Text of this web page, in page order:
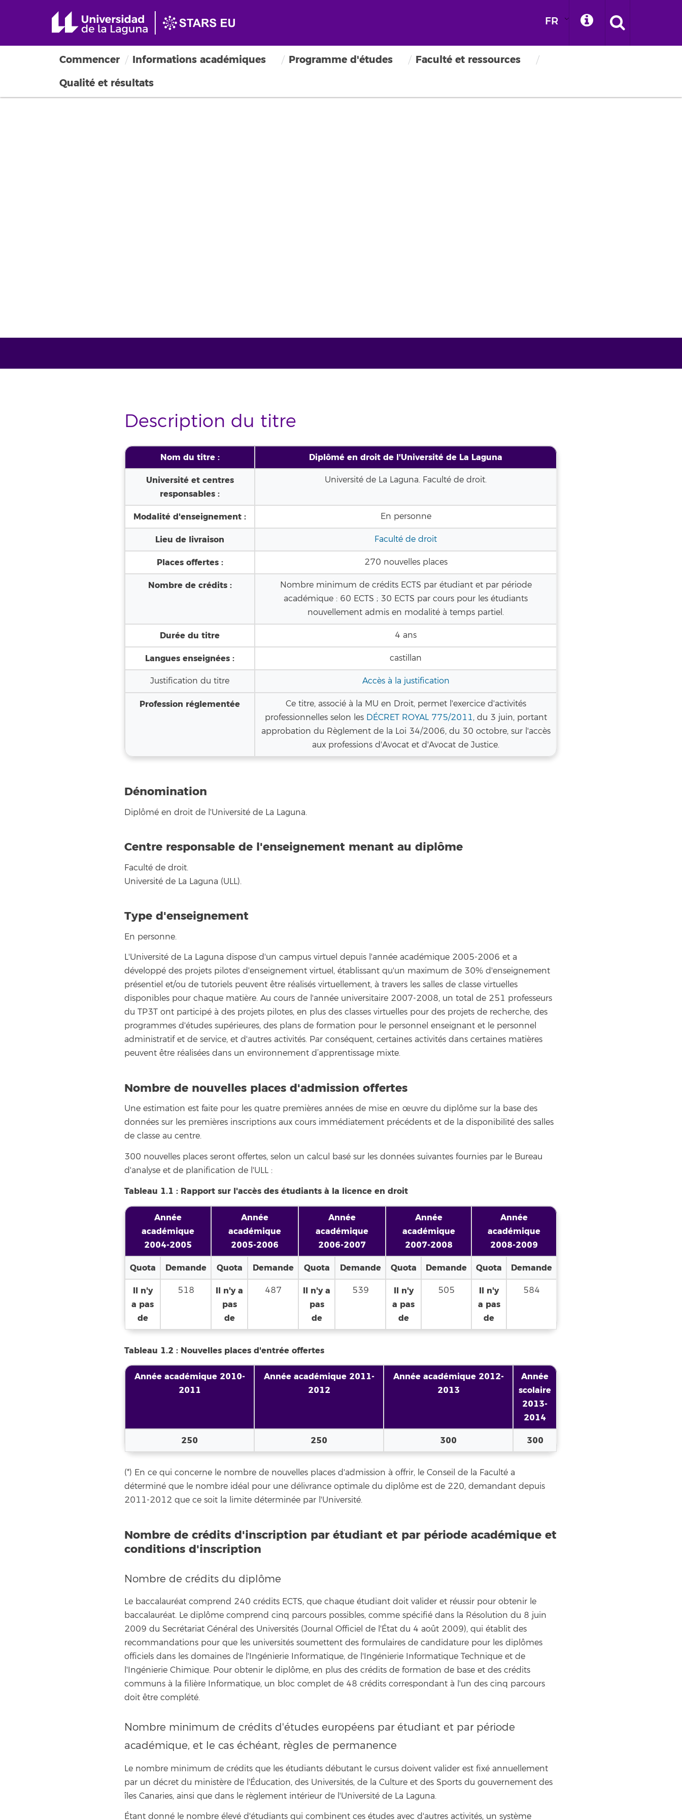
FR
Commencer Informations académiques Programme d'études
Faculté et ressources
Qualité et résultats
Description du titre
Nom du titre : Diplômé en droit de l'Université de La Laguna
Université et centres
responsables :
Université de La Laguna. Faculté de droit.
Modalité d'enseignement : En personne
Lieu de livraison Faculté de droit
Places offertes : 270 nouvelles places
Nombre de crédits :
Nombre minimum de crédits ECTS par étudiant et par période
académique : 60 ECTS ; 30 ECTS par cours pour les étudiants
nouvellement admis en modalité à temps partiel.
Durée du titre 4 ans
Langues enseignées : castillan
Justification du titre Accès à la justification
Profession réglementée
Ce titre, associé à la MU en Droit, permet l'exercice d'activités
professionnelles selon les DÉCRET ROYAL 775/2011, du 3 juin, portant
approbation du Règlement de la Loi 34/2006, du 30 octobre, sur l'accès
aux professions d'Avocat et d'Avocat de Justice.
Dénomination
Diplômé en droit de l'Université de La Laguna.
Centre responsable de l'enseignement menant au diplôme
Faculté de droit.
Université de La Laguna (ULL).
Type d'enseignement
En personne.
L'Université de La Laguna dispose d'un campus virtuel depuis l'année académique 2005-2006 et a
développé des projets pilotes d'enseignement virtuel, établissant qu'un maximum de 30% d'enseignement
présentiel et/ou de tutoriels peuvent être réalisés virtuellement, à travers les salles de classe virtuelles
disponibles pour chaque matière. Au cours de l'année universitaire 2007-2008, un total de 251 professeurs
du TP3T ont participé à des projets pilotes, en plus des classes virtuelles pour des projets de recherche, des
programmes d'études supérieures, des plans de formation pour le personnel enseignant et le personnel
administratif et de service, et d'autres activités. Par conséquent, certaines activités dans certaines matières
peuvent être réalisées dans un environnement d’apprentissage mixte.
Nombre de nouvelles places d'admission offertes
Une estimation est faite pour les quatre premières années de mise en œuvre du diplôme sur la base des
données sur les premières inscriptions aux cours immédiatement précédents et de la disponibilité des salles
de classe au centre.
300 nouvelles places seront offertes, selon un calcul basé sur les données suivantes fournies par le Bureau
d'analyse et de planification de l'ULL :
Tableau 1.1 : Rapport sur l'accès des étudiants à la licence en droit
Année
académique
2004-2005
Année
académique
2005-2006
Année
académique
2006-2007
Année
académique
2007-2008
Année
académique
2008-2009
Quota Demande Quota Demande Quota Demande Quota Demande Quota Demande
Il n'y
a pas
de
518
Il n'y a
pas
de
487
Il n'y a
pas
de
539
Il n'y
a pas
de
505
Il n'y
a pas
de
584
Tableau 1.2 : Nouvelles places d'entrée offertes
Année académique 2010-
2011
Année académique 2011-
2012
Année académique 2012-
2013
Année
scolaire
2013-
2014
250 250 300 300
(*) En ce qui concerne le nombre de nouvelles places d'admission à offrir, le Conseil de la Faculté a
déterminé que le nombre idéal pour une délivrance optimale du diplôme est de 220, demandant depuis
2011-2012 que ce soit la limite déterminée par l'Université.
Nombre de crédits d'inscription par étudiant et par période académique et
conditions d'inscription
Nombre de crédits du diplôme
Le baccalauréat comprend 240 crédits ECTS, que chaque étudiant doit valider et réussir pour obtenir le
baccalauréat. Le diplôme comprend cinq parcours possibles, comme spécifié dans la Résolution du 8 juin
2009 du Secrétariat Général des Universités (Journal Officiel de l'État du 4 août 2009), qui établit des
recommandations pour que les universités soumettent des formulaires de candidature pour les diplômes
officiels dans les domaines de l'Ingénierie Informatique, de l'Ingénierie Informatique Technique et de
l'Ingénierie Chimique. Pour obtenir le diplôme, en plus des crédits de formation de base et des crédits
communs à la filière Informatique, un bloc complet de 48 crédits correspondant à l'un des cinq parcours
doit être complété.
Nombre minimum de crédits d'études européens par étudiant et par période
académique, et le cas échéant, règles de permanence
Le nombre minimum de crédits que les étudiants débutant le cursus doivent valider est fixé annuellement
par un décret du ministère de l'Éducation, des Universités, de la Culture et des Sports du gouvernement des
îles Canaries, ainsi que dans le règlement intérieur de l'Université de La Laguna.
Étant donné le nombre élevé d'étudiants qui combinent ces études avec d'autres activités, un système